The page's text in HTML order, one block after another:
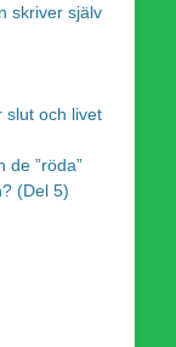
skriver själv
och livet
de ”röda”
(Del 5)